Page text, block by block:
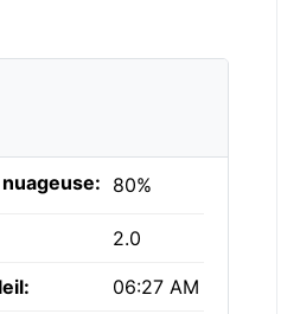
80%
2.0
06:27 AM